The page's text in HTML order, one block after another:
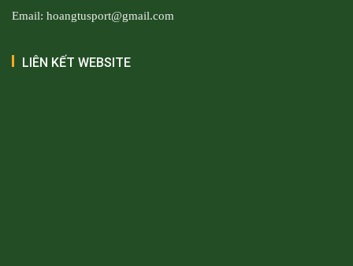
Email: hoangtusport@gmail.com
LIÊN KẾT WEBSITE